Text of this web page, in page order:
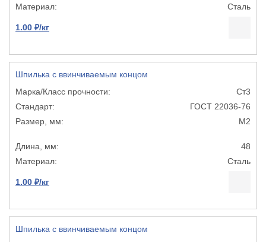
Сталь
1.00 ₽/кг
Шпилька с ввинчиваемым концом
Ст3
ГОСТ 22036-76
М2
48
Сталь
1.00 ₽/кг
Шпилька с ввинчиваемым концом